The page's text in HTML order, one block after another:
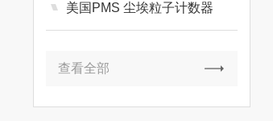
美国PMS 尘埃粒子计数器
查看全部